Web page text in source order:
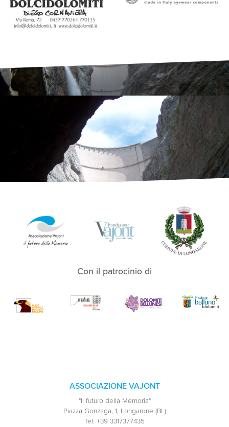
Con il patrocinio di
ASSOCIAZIONE VAJONT
"Il futuro della Memoria"
Piazza Gonzaga, 1, Longarone (BL)
Tel: +39 3317377435